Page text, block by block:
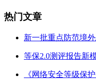
热门文章
新一批重点防范境
等保2.0测评报告新
《网络安全等级保